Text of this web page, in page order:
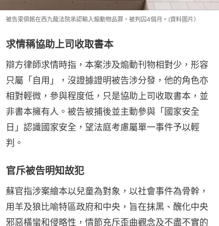
被告梁俱銘在西九龍法院承認輸入煽動物品罪，被判囚4個月。(資料圖片）
求情稱協助上司收取書本
辯方律師求情時指，本案涉及煽動刊物相對少，形容
只屬「自用」，沒證據證明被告涉分發，他的角色亦
相對輕微，參與程度低，只是協助上司收取書本，並
非書本擁有人。被告被捕後並主動參與「國家安全
日」認識國家安全，望法庭考慮屬單一事件予以輕
判。
官斥被告明知故犯
蘇官指涉案繪本以兒童為對象，以社會事件為骨幹，
用羊及狼比喻特區政府和中央，旨在抹黑、醜化中央
邪惡橫蠻和侵略性，情節充斥歪曲觀念及不盡不實的